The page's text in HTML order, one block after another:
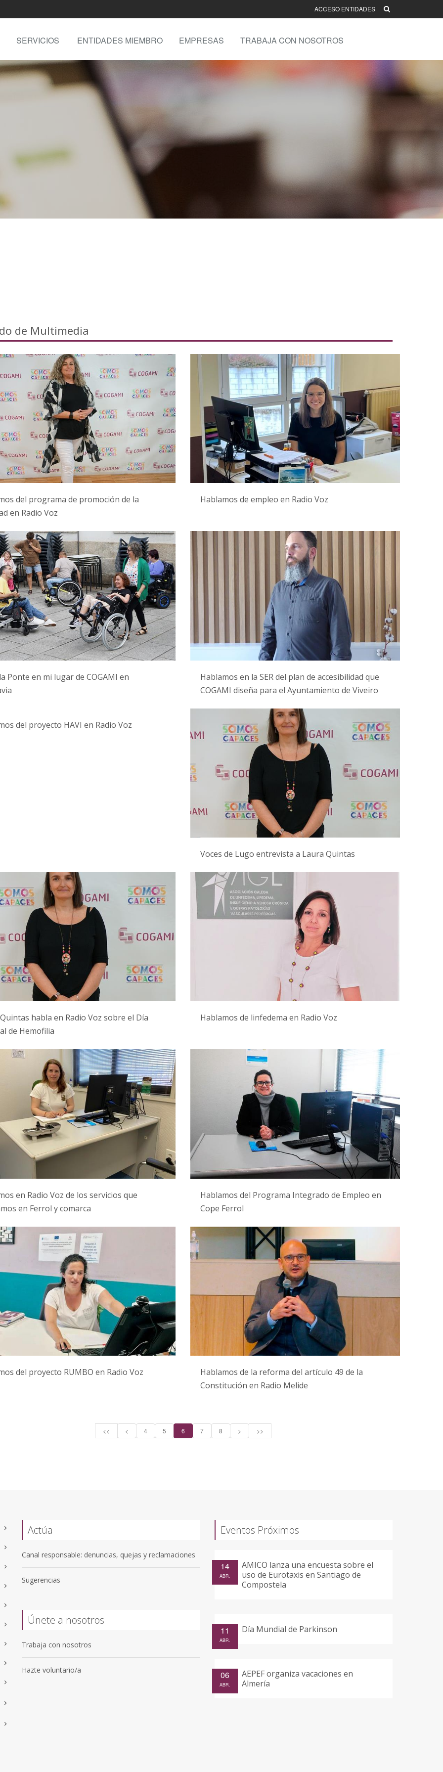
ACCESO ENTIDADES
SERVICIOS ENTIDADES MIEMBRO EMPRESAS TRABAJA CON NOSOTROS
de Multimedia
del programa de promoción de la
en Radio Voz
Hablamos de empleo en Radio Voz
Ponte en mi lugar de COGAMI en
Hablamos en la SER del plan de accesibilidad que
COGAMI diseña para el Ayuntamiento de Viveiro
del proyecto HAVI en Radio Voz
Voces de Lugo entrevista a Laura Quintas
habla en Radio Voz sobre el Día
de Hemofilia
Hablamos de linfedema en Radio Voz
en Radio Voz de los servicios que
en Ferrol y comarca
Hablamos del Programa Integrado de Empleo en
Cope Ferrol
del proyecto RUMBO en Radio Voz
Hablamos de la reforma del artículo 49 de la
Constitución en Radio Melide
<< < 4 5 6 7 8 > >>
Actúa
Canal responsable: denuncias, quejas y reclamaciones
Sugerencias
Únete a nosotros
Trabaja con nosotros
Hazte voluntario/a
Eventos Próximos
AMICO lanza una encuesta sobre el
uso de Eurotaxis en Santiago de
Compostela
14
ABR.
Día Mundial de Parkinson
11
ABR.
AEPEF organiza vacaciones en
Almería
06
ABR.